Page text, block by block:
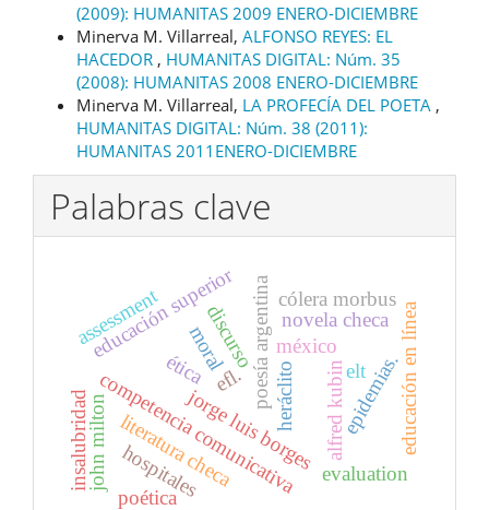
(2009): HUMANITAS 2009 ENERO-DICIEMBRE
Minerva M. Villarreal, ALFONSO REYES: EL
HACEDOR , HUMANITAS DIGITAL: Núm. 35
(2008): HUMANITAS 2008 ENERO-DICIEMBRE
Minerva M. Villarreal, LA PROFECÍA DEL POETA ,
HUMANITAS DIGITAL: Núm. 38 (2011):
HUMANITAS 2011ENERO-DICIEMBRE
Palabras clave
discurso
competencia comunicativa
educación superior
jorge luis borges
heráclito
john milton
poesía argentina
ética
moral méxico
alfred kubin
novela checa
literatura checa
assessment
evaluation
elt
efl. educación en línea
cólera morbus
hospitales
insalubridad epidemias.
poética